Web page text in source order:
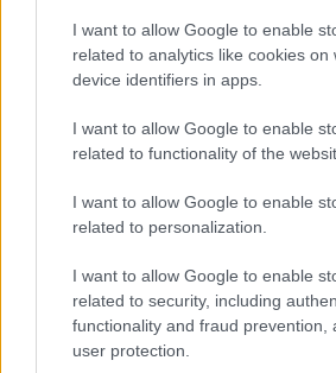
I want to allow Google to enable
related to analytics like cookies on
device identifiers in apps.
I want to allow Google to enable
related to functionality of the
I want to allow Google to enable
related to personalization.
I want to allow Google to enable
related to security, including
functionality and fraud prevention,
user protection.
Η επιχείρηση
λιανικής
σε παύση, δήλωσε η ΙΚΕΑ,
εννοηθεί ότι μπορεί να
για τους Ρώσους για μια
«Για να διασφαλίσουμε την
επιχειρηματική διαδικασία,
την πώληση οικιακών ειδών
αποθήκες μας για τους
πελάτες. Οι ημερομηνίες θα
σύντομα», αναφέρεται στην
ΙΚΕΑ, στην οποία
ενδέχεται να δωρίσει